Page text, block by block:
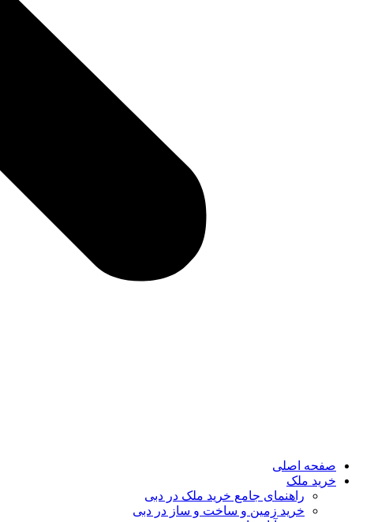
صفحه اصلی
خرید ملک
راهنمای جامع خرید ملک در دبی
خرید زمین و ساخت‌ و ساز در دبی